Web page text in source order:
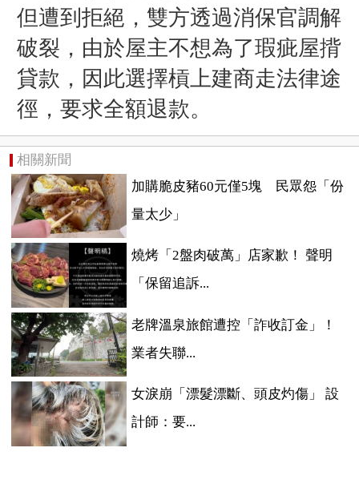
但遭到拒絕，雙方透過消保官調解
破裂，由於屋主不想為了瑕疵屋揹
貸款，因此選擇槓上建商走法律途
徑，要求全額退款。
相關新聞
加購脆皮豬60元僅5塊 民眾怨「份
量太少」
燒烤「2盤肉破萬」店家歉！ 聲明
「保留追訴...
老牌溫泉旅館遭控「詐收訂金」！
業者失聯...
女淚崩「漂髮漂斷、頭皮灼傷」 設
計師：要...